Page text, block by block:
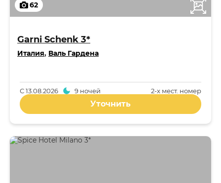
62
Garni Schenk 3*
Италия, Валь Гардена
2-x мест. номер
С13.08.2026 9 ночей
Уточнить